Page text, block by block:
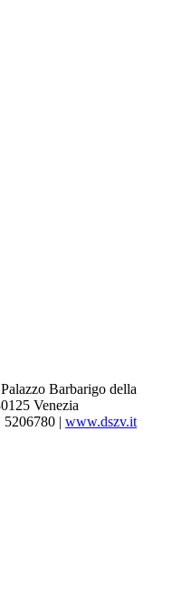
Barbarigo della
Venezia
| www.dszv.it